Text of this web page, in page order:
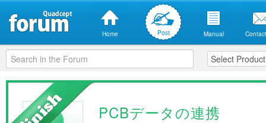
Home Post Manual
PCBデータの連携